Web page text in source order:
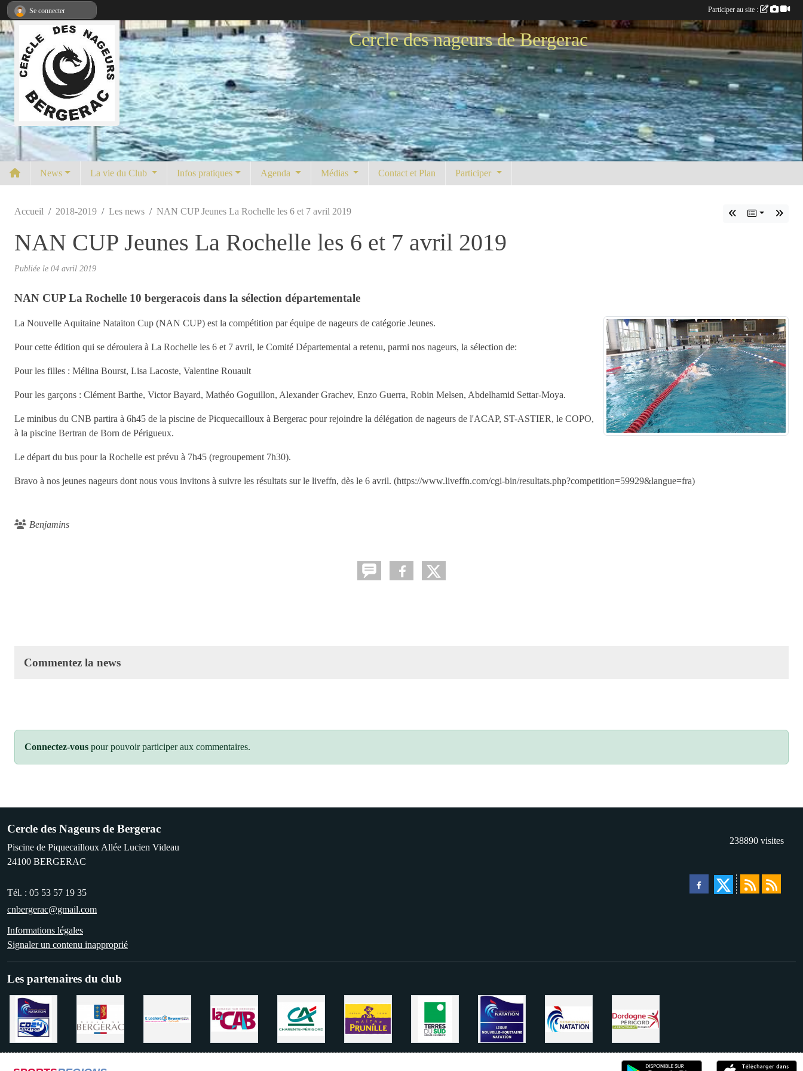
Cercle des nageurs de Bergerac
News La vie du Club Infos pratiques Agenda Médias Contact et Plan Participer
Accueil 2018-2019 Les news NAN CUP Jeunes La Rochelle les 6 et 7 avril 2019
NAN CUP Jeunes La Rochelle les 6 et 7 avril 2019
Publiée le 04 avril 2019
NAN CUP La Rochelle 10 bergeracois dans la sélection départementale
La Nouvelle Aquitaine Nataiton Cup (NAN CUP) est la compétition par équipe de nageurs de catégorie Jeunes.
Pour cette édition qui se déroulera à La Rochelle les 6 et 7 avril, le Comité Départemental a retenu, parmi nos nageurs, la sélection de:
Pour les filles : Mélina Bourst, Lisa Lacoste, Valentine Rouault
Pour les garçons : Clément Barthe, Victor Bayard, Mathéo Goguillon, Alexander Grachev, Enzo Guerra, Robin Melsen, Abdelhamid Settar-Moya.
Le minibus du CNB partira à 6h45 de la piscine de Picquecailloux à Bergerac pour rejoindre la délégation de nageurs de l'ACAP, ST-ASTIER, le COPO,
à la piscine Bertran de Born de Périgueux.
Le départ du bus pour la Rochelle est prévu à 7h45 (regroupement 7h30).
Bravo à nos jeunes nageurs dont nous vous invitons à suivre les résultats sur le liveffn, dès le 6 avril. (https://www.liveffn.com/cgi-bin/resultats.php?competition=59929&langue=fra)
Benjamins
Commentez la news
Connectez-vous pour pouvoir participer aux commentaires.
Cercle des Nageurs de Bergerac
Piscine de Piquecailloux Allée Lucien Videau
24100 BERGERAC
Tél. : 05 53 57 19 35
cnbergerac@gmail.com
Informations légales
Signaler un contenu inapproprié
238890 visites
Les partenaires du club
Se connecter Participer au site :
Panneau de gestion des cookies